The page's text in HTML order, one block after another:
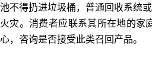
池不得扔进垃圾桶，普通回收系统
火灾。消费者应联系其所在地的家
心，咨询是否接受此类召回产品。